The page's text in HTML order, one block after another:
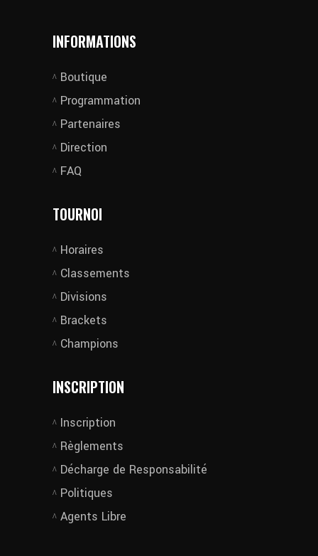
INFORMATIONS
Boutique
Programmation
Partenaires
Direction
FAQ
TOURNOI
Horaires
Classements
Divisions
Brackets
Champions
INSCRIPTION
Inscription
Règlements
Décharge de Responsabilité
Politiques
Agents Libre